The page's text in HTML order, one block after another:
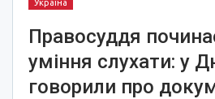
Україна
Правосуддя
уміння слухати: у
говорили про